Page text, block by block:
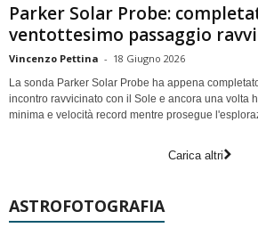
Parker Solar Probe:
ventottesimo passaggio
Vincenzo Pettina - 18 Giugno 2026
La sonda Parker Solar Probe ha appena
incontro ravvicinato con il Sole e ancora una volta
minima e velocità record mentre prosegue
Carica altri
ASTROFOTOGRAFIA